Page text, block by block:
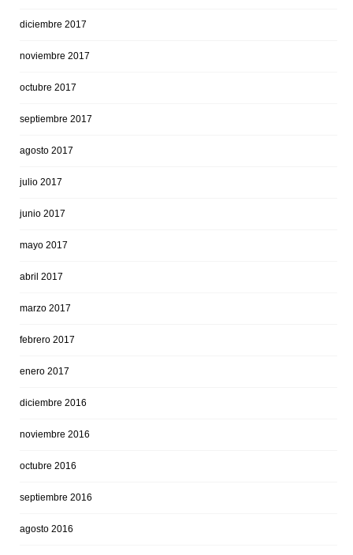
diciembre 2017
noviembre 2017
octubre 2017
septiembre 2017
agosto 2017
julio 2017
junio 2017
mayo 2017
abril 2017
marzo 2017
febrero 2017
enero 2017
diciembre 2016
noviembre 2016
octubre 2016
septiembre 2016
agosto 2016